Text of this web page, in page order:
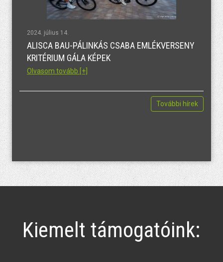
2024. július 14.
ALISCA BAU-PÁLINKÁS CSABA EMLÉKVERSENY
KRITÉRIUM GÁLA KÉPEK
Olvasom tovább [+]
További hírek
Kiemelt támogatóink: